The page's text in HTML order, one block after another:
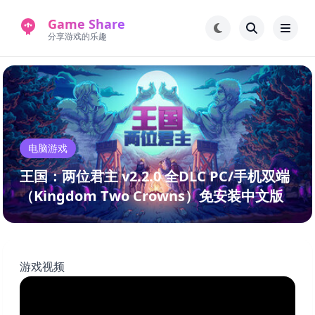
Game Share
分享游戏的乐趣
首页 电脑游戏
手机游戏 常见问题解答
新版游戏站 永久地址
电脑游戏
王国：两位君主 v2.2.0 全DLC PC/手机双端
（Kingdom Two Crowns）免安装中文版
游戏视频